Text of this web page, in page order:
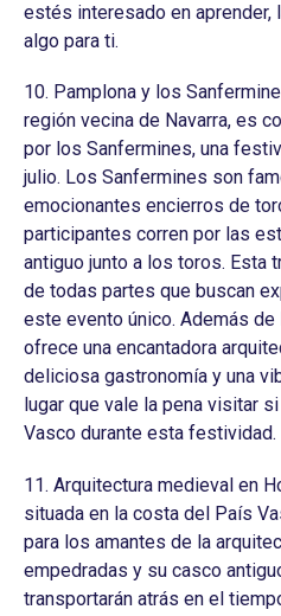
estés interesado en aprender,
algo para ti.
10. Pamplona y los
región vecina de Navarra, es
por los Sanfermines, una
julio. Los Sanfermines son
emocionantes encierros de
participantes corren por las
antiguo junto a los toros. Esta
de todas partes que buscan
este evento único. Además
ofrece una encantadora
deliciosa gastronomía y una
lugar que vale la pena visitar
Vasco durante esta festividad.
11. Arquitectura medieval en
situada en la costa del País
para los amantes de la
empedradas y su casco
transportarán atrás en el